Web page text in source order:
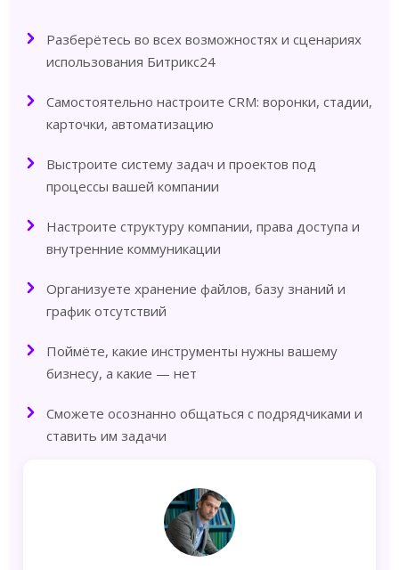
Разберётесь во всех возможностях и сценариях
использования Битрикс24
Самостоятельно настроите CRM: воронки, стадии,
карточки, автоматизацию
Выстроите систему задач и проектов под
процессы вашей компании
Настроите структуру компании, права доступа и
внутренние коммуникации
Организуете хранение файлов, базу знаний и
график отсутствий
Поймёте, какие инструменты нужны вашему
бизнесу, а какие — нет
Сможете осознанно общаться с подрядчиками и
ставить им задачи